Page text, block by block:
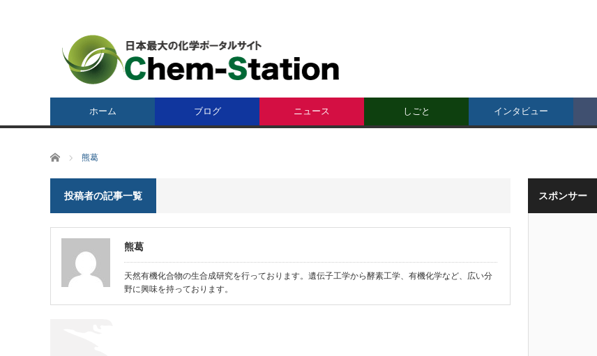
ホーム ブログ ニュース しごと インタビュー
ホーム 熊葛
投稿者の記事一覧
熊葛
天然有機化合物の生合成研究を行っております。遺伝子工学から酵素工学、有機化学など、広い分
野に興味を持っております。
スポンサー